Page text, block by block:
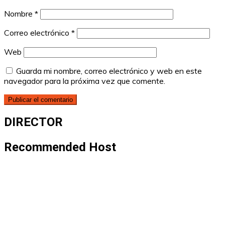
Nombre *
Correo electrónico *
Web
Guarda mi nombre, correo electrónico y web en este
navegador para la próxima vez que comente.
DIRECTOR
Recommended Host